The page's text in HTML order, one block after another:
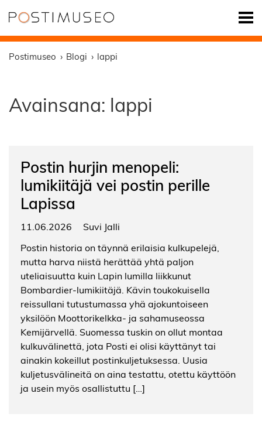
Postimuseo Blogi lappi
Avainsana: lappi
Postin hurjin menopeli:
lumikiitäjä vei postin perille
Lapissa
11.06.2026
Suvi Jalli
Postin historia on täynnä erilaisia kulkupelejä,
mutta harva niistä herättää yhtä paljon
uteliaisuutta kuin Lapin lumilla liikkunut
Bombardier-lumikiitäjä. Kävin toukokuisella
reissullani tutustumassa yhä ajokuntoiseen
yksilöön Moottorikelkka- ja sahamuseossa
Kemijärvellä. Suomessa tuskin on ollut montaa
kulkuvälinettä, jota Posti ei olisi käyttänyt tai
ainakin kokeillut postinkuljetuksessa. Uusia
kuljetusvälineitä on aina testattu, otettu käyttöön
ja usein myös osallistuttu […]